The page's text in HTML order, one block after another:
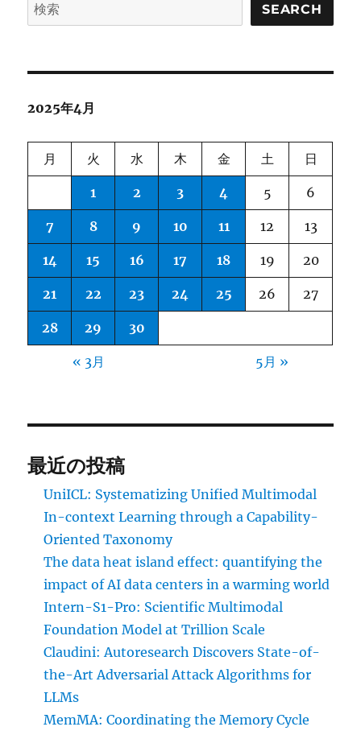
randomized
study
reviews
SEARCH
2025年4月
月 火 水 木 金 土 日
1 2 3 4 5 6
7 8 9 10 11 12 13
14 15 16 17 18 19 20
21 22 23 24 25 26 27
28 29 30
« 3月 5月 »
最近の投稿
UniICL: Systematizing Unified Multimodal
In-context Learning through a Capability-
Oriented Taxonomy
The data heat island effect: quantifying the
impact of AI data centers in a warming world
Intern-S1-Pro: Scientific Multimodal
Foundation Model at Trillion Scale
Claudini: Autoresearch Discovers State-of-
the-Art Adversarial Attack Algorithms for
LLMs
MemMA: Coordinating the Memory Cycle